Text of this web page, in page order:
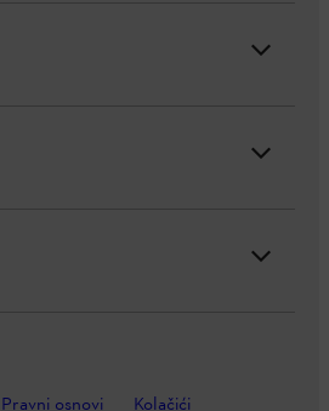
Pravni osnovi Kolačići